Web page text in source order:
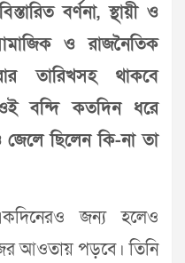
বর্ণনা, স্থায়ী ও
ও রাজনৈতিক
তারিখসহ থাকবে
বন্দি কতদিন ধরে
ছিলেন কি-না তা
জন্য হলেও
আওতায় পড়বে। তিনি